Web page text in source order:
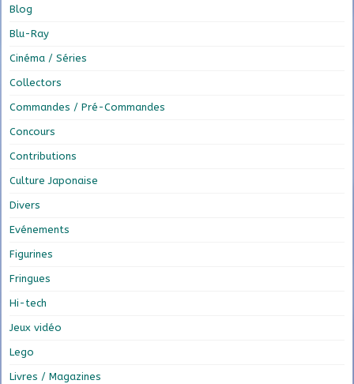
Blog
Blu-Ray
Cinéma / Séries
Collectors
Commandes / Pré-Commandes
Concours
Contributions
Culture Japonaise
Divers
Evénements
Figurines
Fringues
Hi-tech
Jeux vidéo
Lego
Livres / Magazines